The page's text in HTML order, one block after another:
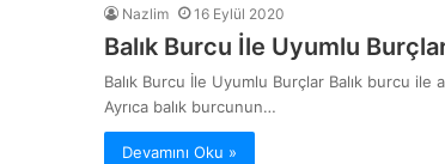
Nazlim 16 Eylül 2020
Balık Burcu İle Uyumlu
Balık Burcu İle Uyumlu Burçlar Balık burcu ile
Ayrıca balık burcunun…
Devamını Oku »